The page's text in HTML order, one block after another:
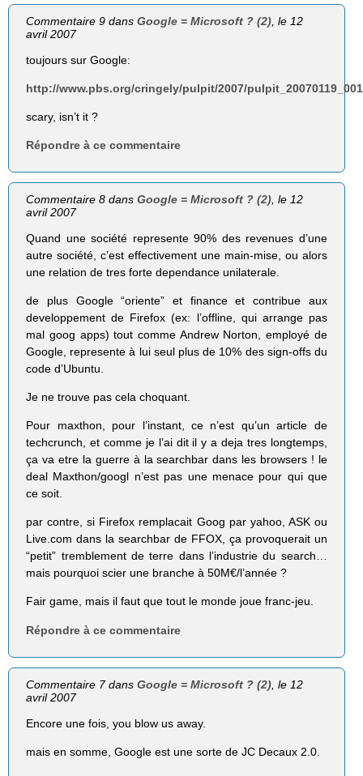
Commentaire 9 dansGoogle = Microsoft ? (2) , le 12
avril 2007
toujours sur Google:
http://www.pbs.org/cringely/pulpit/2007/
scary, isn’t it ?
Répondre à ce commentaire
Commentaire 8 dansGoogle = Microsoft ? (2) , le 12
avril 2007
Quand une société represente 90% des revenues d’une
autre société, c’est effectivement une main-mise, ou alors
une relation de tres forte dependance unilaterale.
de plus Google “oriente” et finance et contribue aux
developpement de Firefox (ex: l’offline, qui arrange pas
mal goog apps) tout comme Andrew Norton, employé de
Google, represente à lui seul plus de 10% des sign-offs du
code d’Ubuntu.
Je ne trouve pas cela choquant.
Pour maxthon, pour l’instant, ce n’est qu’un article de
techcrunch, et comme je l’ai dit il y a deja tres longtemps,
ça va etre la guerre à la searchbar dans les browsers ! le
deal Maxthon/googl n’est pas une menace pour qui que
ce soit.
par contre, si Firefox remplacait Goog par yahoo, ASK ou
Live.com dans la searchbar de FFOX, ça provoquerait un
“petit” tremblement de terre dans l’industrie du search…
mais pourquoi scier une branche à 50M€/l’année ?
Fair game, mais il faut que tout le monde joue franc-jeu.
Répondre à ce commentaire
Commentaire 7 dansGoogle = Microsoft ? (2) , le 12
avril 2007
Encore une fois, you blow us away.
mais en somme, Google est une sorte de JC Decaux 2.0.